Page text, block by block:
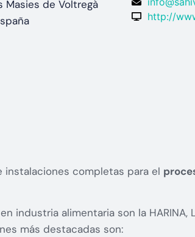
Masies de Voltregà
http://
completas para el
alimentaria son la HARINA,
más destacadas son: